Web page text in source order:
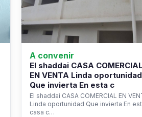
A convenir
El shaddai CASA COMERCIAL
EN VENTA Linda oportunidad
Que invierta En esta c
El shaddai CASA COMERCIAL EN
Linda oportunidad Que invierta En
casa c…